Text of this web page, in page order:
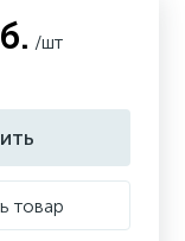
/шт
товар